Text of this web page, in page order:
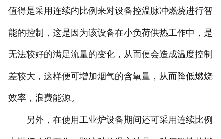
值得是采用连续的比例来对设备控温脉冲燃烧进行智
能的控制，这是因为该设备在小负荷供热工作中，是
无法较好的满足流量的变化，从而便会造成温度控制
差较大，这样便可增加烟气的含氧量，从而降低燃烧
效率，浪费能源。
另外，在使用工业炉设备期间还可采用连续比例